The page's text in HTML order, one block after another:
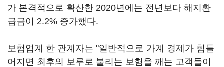
가 본격적으로 확산한 2020년에는 전년보다 해지환
급금이 2.2% 증가했다.
보험업계 한 관계자는 "일반적으로 가계 경제가 힘들
어지면 최후의 보루로 불리는 보험을 깨는 고객들이